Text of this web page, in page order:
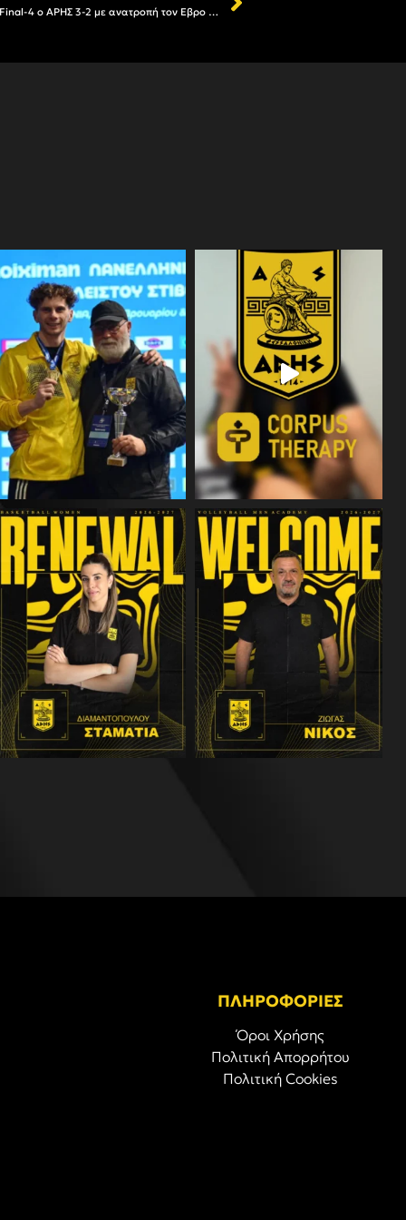
Πανελλήνιο Βόλεϊ Ανδρών Κ18: Στο Final-4 ο ΑΡΗΣ 3-2 με ανατροπή τον Εβρο Σουφλίου
ΠΛΗΡΟΦΟΡΙΕΣ
Όροι Χρήσης
Πολιτική Απορρήτου
Πολιτική Cookies